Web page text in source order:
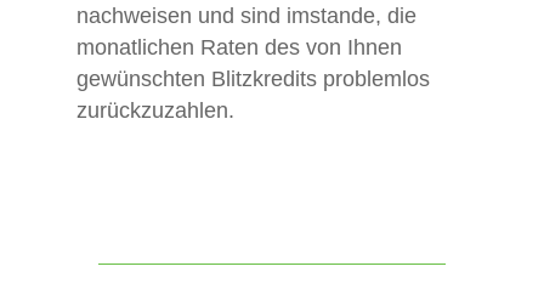
nachweisen und sind imstande, die
monatlichen Raten des von Ihnen
gewünschten Blitzkredits problemlos
zurückzuzahlen.